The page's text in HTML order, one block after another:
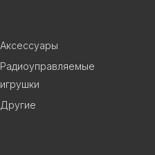
Аксессуары
Радиоуправляемые
игрушки
Другие